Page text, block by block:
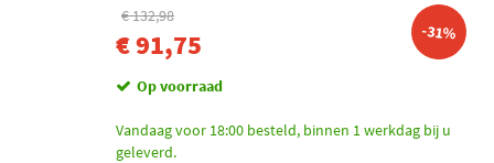
€ 132,98
€ 91,75 -31%
Op voorraad
Vandaag voor 18:00 besteld, binnen 1 werkdag bij u
geleverd.